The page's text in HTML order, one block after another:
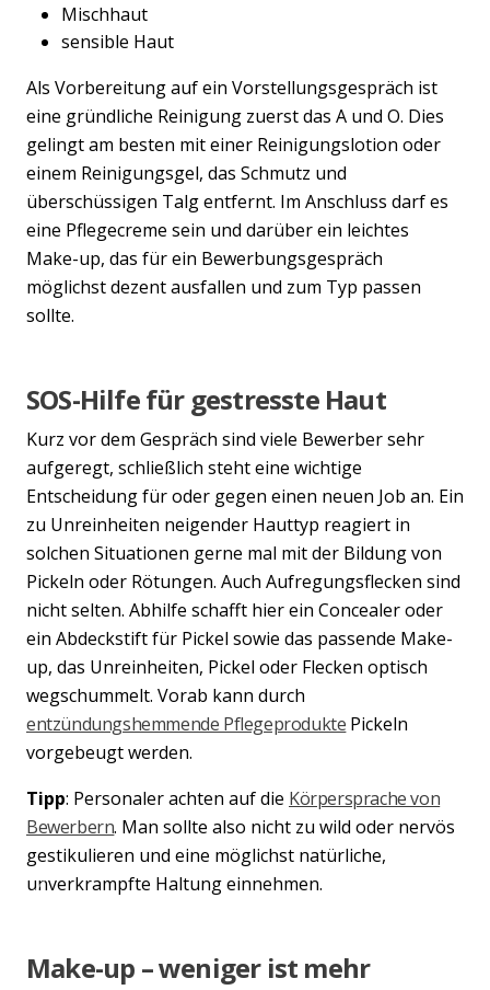
Mischhaut
sensible Haut
Als Vorbereitung auf ein Vorstellungsgespräch ist
eine gründliche Reinigung zuerst das A und O. Dies
gelingt am besten mit einer Reinigungslotion oder
einem Reinigungsgel, das Schmutz und
überschüssigen Talg entfernt. Im Anschluss darf es
eine Pflegecreme sein und darüber ein leichtes
Make-up, das für ein Bewerbungsgespräch
möglichst dezent ausfallen und zum Typ passen
sollte.
SOS-Hilfe für gestresste Haut
Kurz vor dem Gespräch sind viele Bewerber sehr
aufgeregt, schließlich steht eine wichtige
Entscheidung für oder gegen einen neuen Job an. Ein
zu Unreinheiten neigender Hauttyp reagiert in
solchen Situationen gerne mal mit der Bildung von
Pickeln oder Rötungen. Auch Aufregungsflecken sind
nicht selten. Abhilfe schafft hier ein Concealer oder
ein Abdeckstift für Pickel sowie das passende Make-
up, das Unreinheiten, Pickel oder Flecken optisch
wegschummelt. Vorab kann durch
entzündungshemmende Pflegeprodukte Pickeln
vorgebeugt werden.
Tipp: Personaler achten auf die Körpersprache von
Bewerbern. Man sollte also nicht zu wild oder nervös
gestikulieren und eine möglichst natürliche,
unverkrampfte Haltung einnehmen.
Make-up – weniger ist mehr